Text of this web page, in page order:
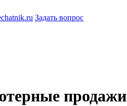
Задать вопрос
продажи